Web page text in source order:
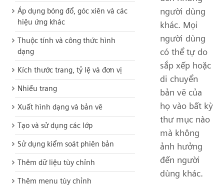
Áp dụng bóng đổ, góc xiên và các
hiệu ứng khác
Thuộc tính và công thức hình
dạng
Kích thước trang, tỷ lệ và đơn vị
Nhiều trang
Xuất hình dạng và bản vẽ
Tạo và sử dụng các lớp
Sử dụng kiểm soát phiên bản
Thêm dữ liệu tùy chỉnh
Thêm menu tùy chỉnh
người dùng
khác. Mọi
người dùng
có thể tự do
sắp xếp hoặc
di chuyển
bản vẽ của
họ vào bất kỳ
thư mục nào
mà không
ảnh hưởng
đến người
dùng khác.